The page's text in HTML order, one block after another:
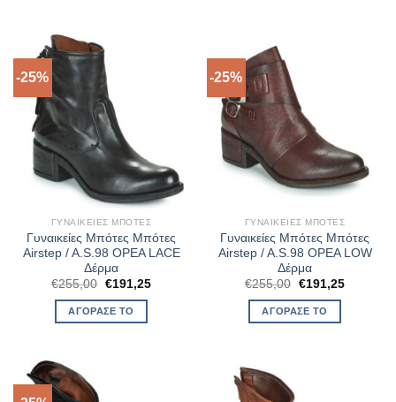
-25%
ΓΥΝΑΙΚΕΊΕΣ ΜΠΌΤΕΣ
Γυναικείες Μπότες Μπότες
Airstep / A.S.98 OPEA LACE
Δέρμα
€255,00 Original
was:
€255,00.
€191,25Η
ΑΓΌΡΑΣΈ ΤΟ
-25%
ΓΥΝΑΙΚΕΊΕΣ ΜΠΌΤΕΣ
Γυναικείες Μπότες Μπότες
Airstep / A.S.98 OPEA LOW
Δέρμα
€255,00 Original
was:
€255,00.
€191,25Η
ΑΓΌΡΑΣΈ ΤΟ